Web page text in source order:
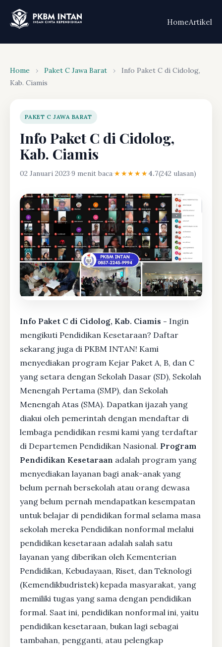
HomeArtikel
Home › Paket C Jawa Barat ›
Info Paket C di Cidolog,
Kab. Ciamis
PAKET C JAWA BARAT
Info Paket C di Cidolog,
Kab. Ciamis
02 Januari 2023·9 menit baca·★★★★★4.7(242 ulasan)
Info Paket C di Cidolog, Kab. Ciamis - Ingin
mengikuti Pendidikan Kesetaraan? Daftar
sekarang juga di PKBM INTAN! Kami
menyediakan program Kejar Paket A, B, dan C
yang setara dengan Sekolah Dasar (SD), Sekolah
Menengah Pertama (SMP), dan Sekolah
Menengah Atas (SMA). Dapatkan ijazah yang
diakui oleh pemerintah dengan mendaftar di
lembaga pendidikan resmi kami yang terdaftar
di Departemen Pendidikan Nasional. Program
Pendidikan Kesetaraan adalah program yang
menyediakan layanan bagi anak-anak yang
belum pernah bersekolah atau orang dewasa
yang belum pernah mendapatkan kesempatan
untuk belajar di pendidikan formal selama masa
sekolah mereka Pendidikan nonformal melalui
pendidikan kesetaraan adalah salah satu
layanan yang diberikan oleh Kementerian
Pendidikan, Kebudayaan, Riset, dan Teknologi
(Kemendikbudristek) kepada masyarakat, yang
memiliki tugas yang sama dengan pendidikan
formal. Saat ini, pendidikan nonformal ini, yaitu
pendidikan kesetaraan, bukan lagi sebagai
tambahan, pengganti, atau pelengkap